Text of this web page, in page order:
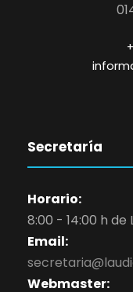
Secretaría
Horario:
8:00 - 14:00 h de
Email:
Webmaster: